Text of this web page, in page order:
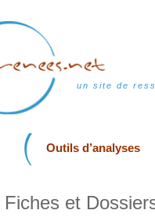
un site de
Outils d’analyses
Fiches et